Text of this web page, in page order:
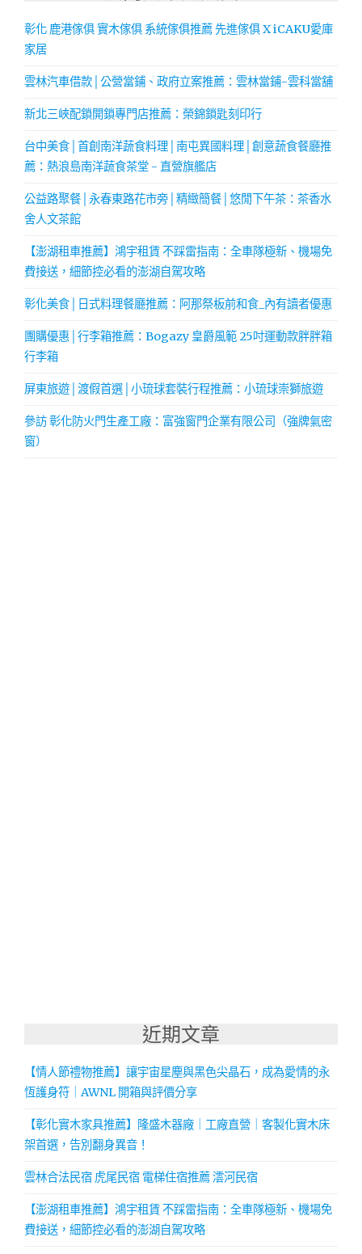
彰化 鹿港傢俱 實木傢俱 系統傢俱推薦 先進傢俱 X iCAKU愛庫
家居
雲林汽車借款│公營當鋪、政府立案推薦：雲林當鋪-雲科當舖
新北三峽配鎖開鎖專門店推薦：榮錦鎖匙刻印行
台中美食│首創南洋蔬食料理│南屯異國料理│創意蔬食餐廳推
薦：熱浪島南洋蔬食茶堂 - 直營旗艦店
公益路聚餐│永春東路花市旁│精緻簡餐│悠閒下午茶：茶香水
舍人文茶館
【澎湖租車推薦】鴻宇租賃 不踩雷指南：全車隊極新、機場免
費接送，細節控必看的澎湖自駕攻略
彰化美食│日式料理餐廳推薦：阿那祭板前和食_內有讀者優惠
團購優惠│行李箱推薦：Bogazy 皇爵風範 25吋運動款胖胖箱
行李箱
屏東旅遊│渡假首選│小琉球套裝行程推薦：小琉球崇獅旅遊
參訪 彰化防火門生產工廠：富強窗門企業有限公司（強牌氣密
窗）
近期文章
【情人節禮物推薦】讓宇宙星塵與黑色尖晶石，成為愛情的永
恆護身符｜AWNL 開箱與評價分享
【彰化實木家具推薦】隆盛木器廠｜工廠直營｜客製化實木床
架首選，告別翻身異音！
雲林合法民宿 虎尾民宿 電梯住宿推薦 澐河民宿
【澎湖租車推薦】鴻宇租賃 不踩雷指南：全車隊極新、機場免
費接送，細節控必看的澎湖自駕攻略